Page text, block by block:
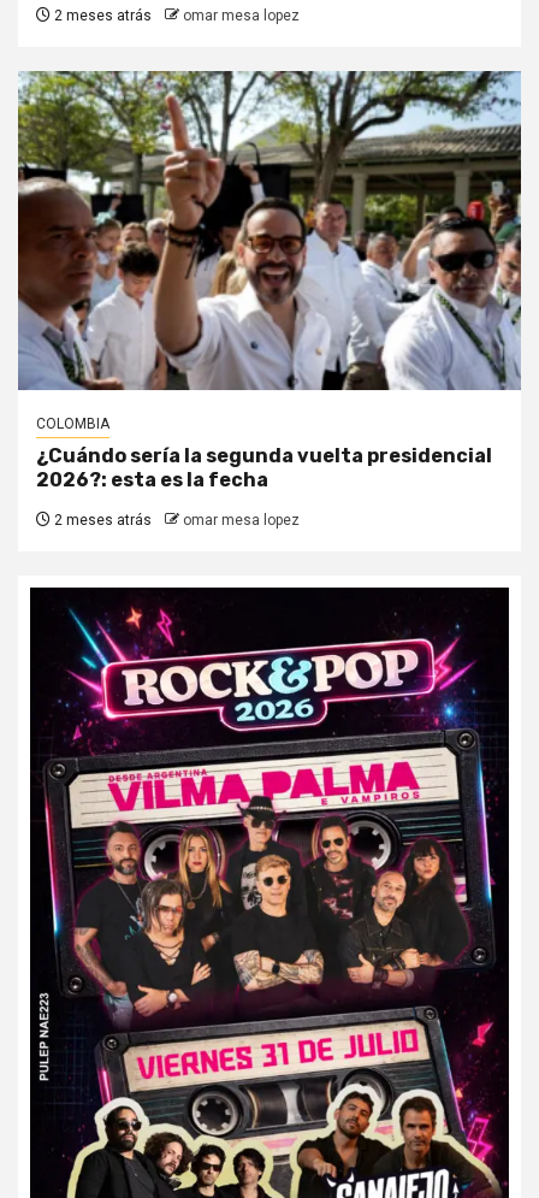
2 meses atrás omar mesa lopez
COLOMBIA
¿Cuándo sería la segunda vuelta presidencial
2026?: esta es la fecha
2 meses atrás omar mesa lopez